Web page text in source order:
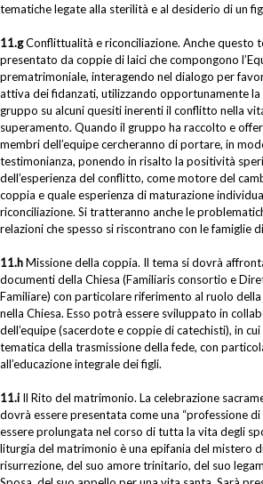
tematiche legate alla sterilità e al desiderio di un
11.gConflittualità e riconciliazione. Anche questo
presentato da coppie di laici che compongono
prematrimoniale, interagendo nel dialogo per
attiva dei fidanzati, utilizzando opportunamente
gruppo su alcuni quesiti inerenti il conflitto nella
superamento. Quando il gruppo ha raccolto e
membri dell’equipe cercheranno di portare, in
testimonianza, ponendo in risalto la positività
dell’esperienza del conflitto, come motore del
coppia e quale esperienza di maturazione
riconciliazione. Si tratteranno anche le
relazioni che spesso si riscontrano con le famiglie
11.hMissione della coppia. Il tema si dovrà
documenti della Chiesa (Familiaris consortio e
Familiare) con particolare riferimento al ruolo
nella Chiesa. Esso potrà essere sviluppato in
dell’equipe (sacerdote e coppie di catechisti), in
tematica della trasmissione della fede, con
all’educazione integrale dei figli.
11.i Il Rito del matrimonio. La celebrazione
dovrà essere presentata come una “professione di
essere prolungata nel corso di tutta la vita degli
liturgia del matrimonio è una epifania del mistero
risurrezione, del suo amore trinitario, del suo